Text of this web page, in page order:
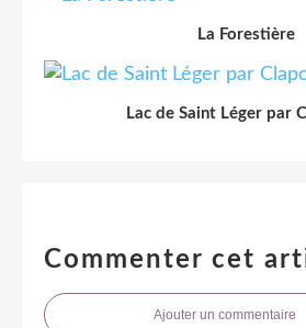
La Forestière
Lac de Saint Léger par
Commenter cet
Ajouter un commentaire